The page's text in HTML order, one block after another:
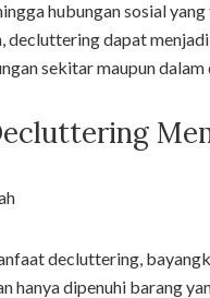
hubungan sosial
decluttering dapat
sekitar maupun dalam
decluttering,
hanya dipenuhi barang